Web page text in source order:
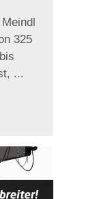
325
...